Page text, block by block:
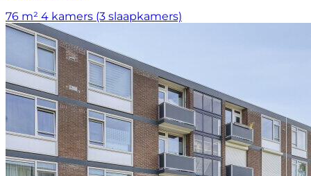
76 m² 4 kamers (3 slaapkamers)